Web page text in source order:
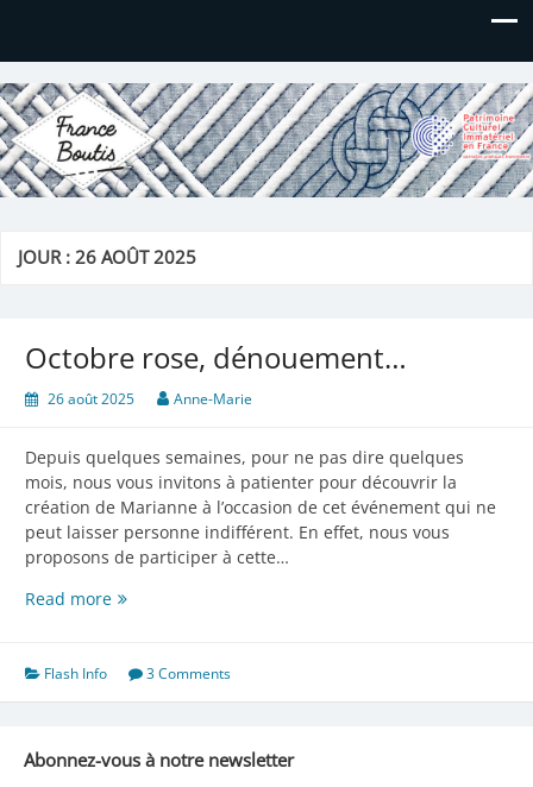
France Boutis
Le site de France Boutis
JOUR :26 AOÛT 2025
Octobre rose, dénouement…
26 août 2025 Anne-Marie
Depuis quelques semaines, pour ne pas dire quelques
mois, nous vous invitons à patienter pour découvrir la
création de Marianne à l’occasion de cet événement qui ne
peut laisser personne indifférent. En effet, nous vous
proposons de participer à cette…
Read moreOctobre
Flash Info 3 Comments
Abonnez-vous à notre newsletter